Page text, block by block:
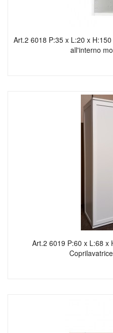
Art.2 6018 P:35 x L:20 x
all'interno
Art.2 6019 P:60 x L:68 x